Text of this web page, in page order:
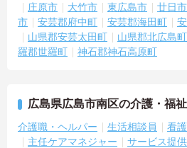
庄原市
大竹市 東広島市 廿日
市
安芸郡府中町 安芸郡海田町
山県郡安芸太田町
山県郡北広島町
羅郡世羅町
神石郡神石高原町
広島県広島市南区の介護・福
介護職・ヘルパー 生活相談員 看
主任ケアマネジャー
サービス提